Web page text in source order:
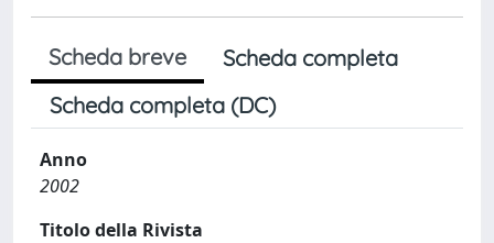
Scheda breve
Scheda completa
Scheda completa (DC)
Anno
2002
Titolo della Rivista